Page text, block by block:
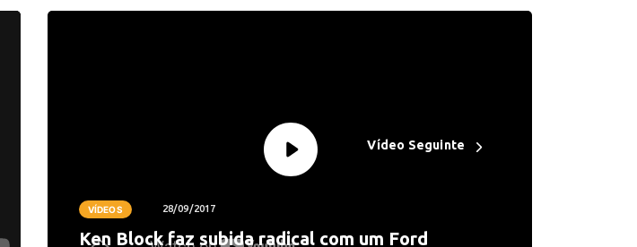
Vídeo Seguinte
VÍDEOS 28/09/2017
Ken Block faz subida radical com um Ford